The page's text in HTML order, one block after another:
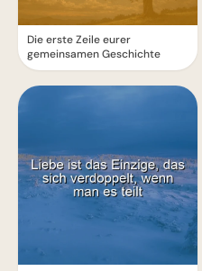
Die erste Zeile eurer
gemeinsamen Geschichte